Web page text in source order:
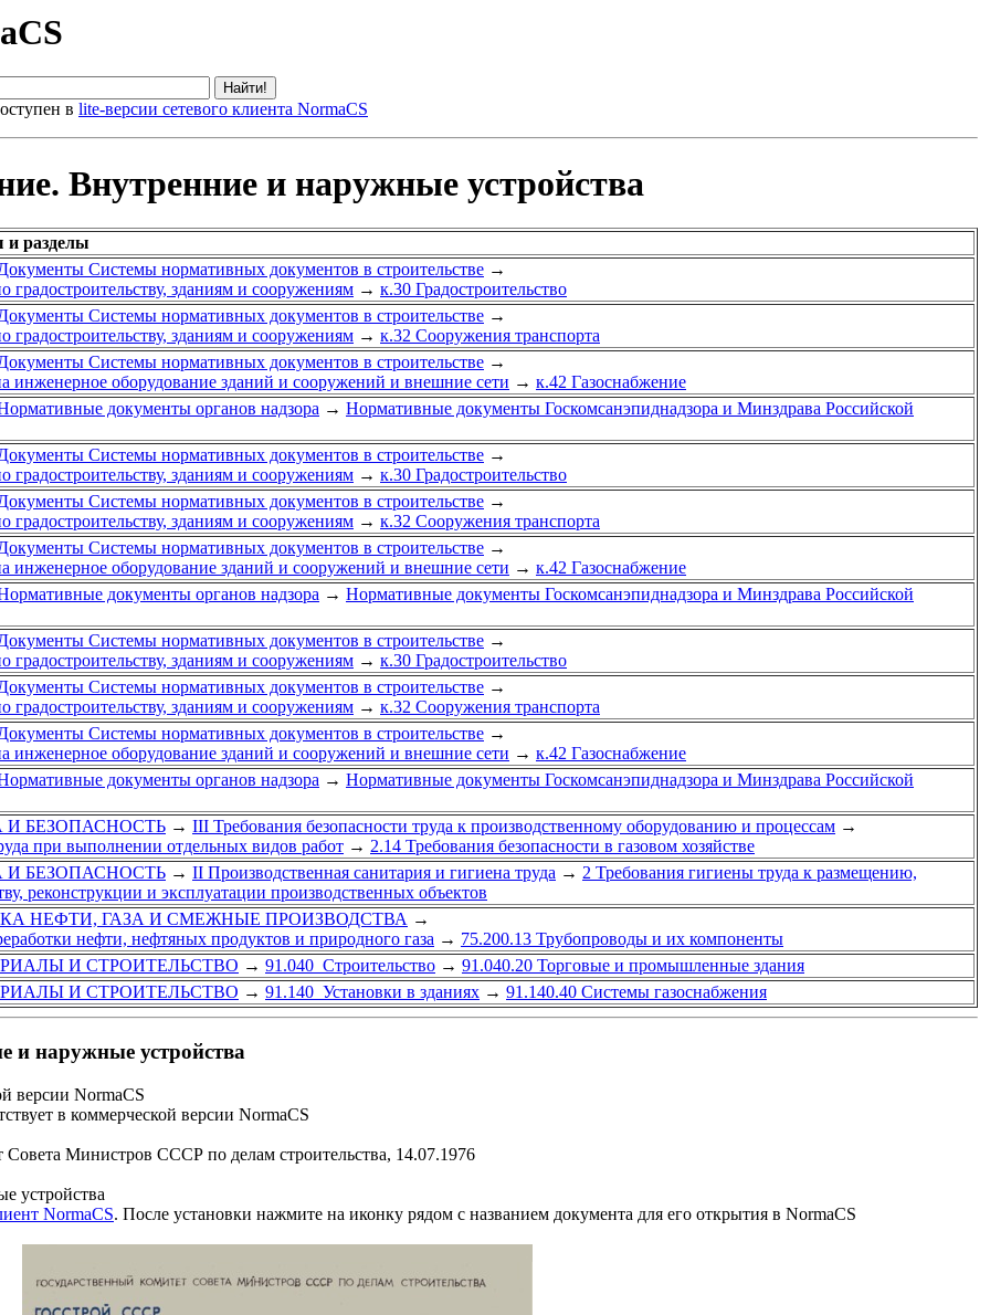
в lite-версии сетевого клиента NormaCS
Внутренние и наружные устройства
и разделы
Системы нормативных документов в строительстве →
зданиям и сооружениям → к.30 Градостроительство
Системы нормативных документов в строительстве →
зданиям и сооружениям → к.32 Сооружения транспорта
Системы нормативных документов в строительстве →
инженерное оборудование зданий и сооружений и внешние сети → к.42 Газоснабжение
документы органов надзора → Нормативные документы Госкомсанэпиднадзора и Минздрава Российской
Системы нормативных документов в строительстве →
зданиям и сооружениям → к.30 Градостроительство
Системы нормативных документов в строительстве →
зданиям и сооружениям → к.32 Сооружения транспорта
Системы нормативных документов в строительстве →
инженерное оборудование зданий и сооружений и внешние сети → к.42 Газоснабжение
документы органов надзора → Нормативные документы Госкомсанэпиднадзора и Минздрава Российской
Системы нормативных документов в строительстве →
зданиям и сооружениям → к.30 Градостроительство
Системы нормативных документов в строительстве →
зданиям и сооружениям → к.32 Сооружения транспорта
Системы нормативных документов в строительстве →
инженерное оборудование зданий и сооружений и внешние сети → к.42 Газоснабжение
документы органов надзора → Нормативные документы Госкомсанэпиднадзора и Минздрава Российской
И БЕЗОПАСНОСТЬ → III Требования безопасности труда к производственному оборудованию и процессам →
при выполнении отдельных видов работ → 2.14 Требования безопасности в газовом хозяйстве
И БЕЗОПАСНОСТЬ → II Производственная санитария и гигиена труда → 2 Требования гигиены труда к размещению,
реконструкции и эксплуатации производственных объектов
НЕФТИ, ГАЗА И СМЕЖНЫЕ ПРОИЗВОДСТВА →
нефти, нефтяных продуктов и природного газа → 75.200.13 Трубопроводы и их компоненты
И СТРОИТЕЛЬСТВО → 91.040 Строительство → 91.040.20 Торговые и промышленные здания
И СТРОИТЕЛЬСТВО → 91.140 Установки в зданиях → 91.140.40 Системы газоснабжения
и наружные устройства
версии NormaCS
в коммерческой версии NormaCS
Министров СССР по делам строительства, 14.07.1976
устройства
NormaCS. После установки нажмите на иконку рядом с названием документа для его открытия в NormaCS